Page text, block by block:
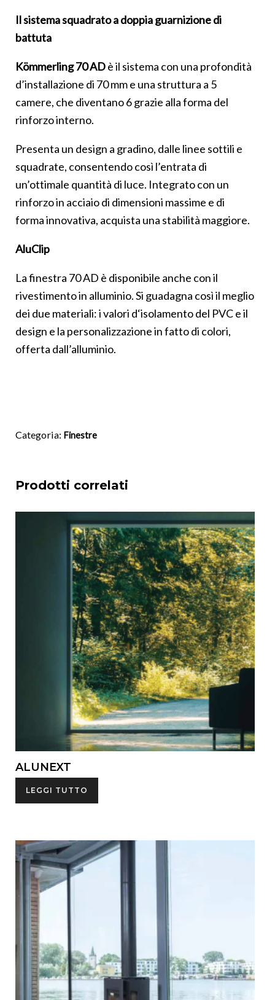
Il sistema squadrato a doppia guarnizione di
battuta
Kömmerling 70 ADè il sistema con una profondità
d’installazione di 70 mm e una struttura a 5
camere, che diventano 6 grazie alla forma del
rinforzo interno.
Presenta un design a gradino, dalle linee sottili e
squadrate, consentendo così l’entrata di
un’ottimale quantità di luce. Integrato con un
rinforzo in acciaio di dimensioni massime e di
forma innovativa, acquista una stabilità maggiore.
AluClip
La finestra 70 AD è disponibile anche con il
rivestimento in alluminio. Si guadagna così il meglio
dei due materiali: i valori d‘isolamento del PVC e il
design e la personalizzazione in fatto di colori,
offerta dall’alluminio.
Categoria: Finestre
Prodotti correlati
ALUNEXT
LEGGI TUTTO